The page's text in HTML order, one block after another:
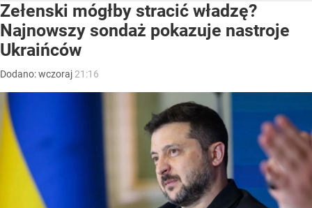
Zełenski mógłby stracić władzę?
Najnowszy sondaż pokazuje nastroje
Ukraińców
Dodano:wczoraj 21:16